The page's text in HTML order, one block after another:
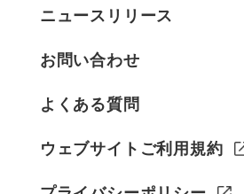
ニュースリリース
お問い合わせ
よくある質問
ウェブサイトご利用規約